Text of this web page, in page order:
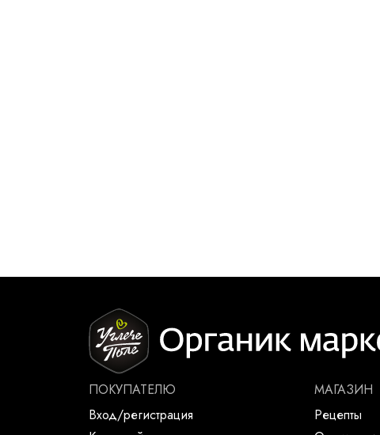
ПОКУПАТЕЛЮ
Вход/регистрация
МАГАЗИН
Рецепты